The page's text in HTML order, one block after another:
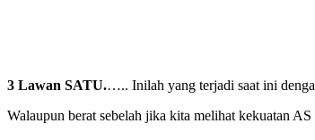
3 Lawan SATU.….. Inilah yang terjadi saat ini
Walaupun berat sebelah jika kita melihat kekuatan